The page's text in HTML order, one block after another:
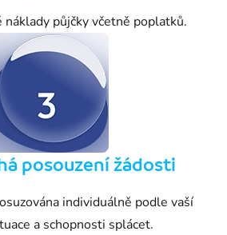
náklady půjčky včetně poplatků.
posouzení žádosti
individuálně podle vaší
a schopnosti splácet.